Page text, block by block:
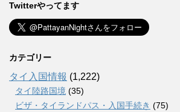
Twitterやってます
カテゴリー
タイ入国情報 (1,222)
タイ陸路国境 (35)
ビザ・タイランドパス・入国手続き (75)